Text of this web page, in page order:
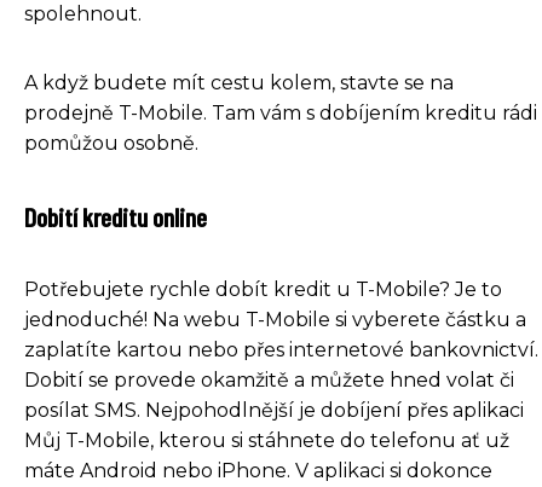
spolehnout.
A když budete mít cestu kolem, stavte se na
prodejně T-Mobile. Tam vám s dobíjením kreditu rádi
pomůžou osobně.
Dobití kreditu online
Potřebujete rychle dobít kredit u T-Mobile? Je to
jednoduché! Na webu T-Mobile si vyberete částku a
zaplatíte kartou nebo přes internetové bankovnictví.
Dobití se provede okamžitě a můžete hned volat či
posílat SMS. Nejpohodlnější je dobíjení přes aplikaci
Můj T-Mobile, kterou si stáhnete do telefonu ať už
máte Android nebo iPhone. V aplikaci si dokonce